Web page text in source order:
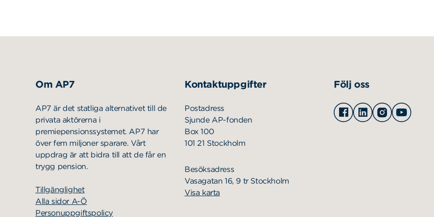
Om AP7
AP7 är det statliga alternativet till de
privata aktörerna i
premiepensionssystemet. AP7 har
över fem miljoner sparare. Vårt
uppdrag är att bidra till att de får en
trygg pension.
Tillgänglighet
Alla sidor A-Ö
Personuppgiftspolicy
Kontaktuppgifter
Postadress
Sjunde AP-fonden
Box 100
101 21 Stockholm
Besöksadress
Vasagatan 16, 9 tr Stockholm
Visa karta
Följ oss
Facebook
LinkedinInstagram